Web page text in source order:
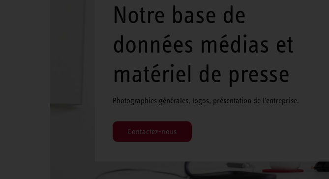
Notre base de
données médias et
matériel de presse
Photographies générales, logos, présentation de l'entreprise.
Contactez-nous